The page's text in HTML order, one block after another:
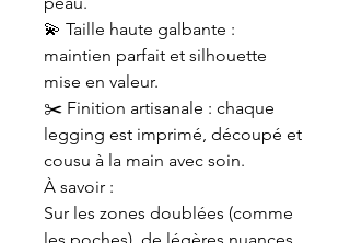
💫 Taille haute galbante :
maintien parfait et silhouette
mise en valeur.
✂️ Finition artisanale : chaque
legging est imprimé, découpé et
cousu à la main avec soin.
À savoir :
Sur les zones doublées (comme